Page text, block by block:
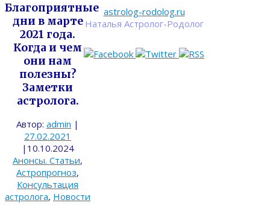
astrolog-rodolog.ru
Наталья Астролог-Родолог
Благоприятные
дни в марте
2021 года.
Когда и чем
они нам
полезны?
Заметки
астролога.
Автор: admin |
27.02.2021
| 10.10.2024
Анонсы. Статьи,
Астропрогноз,
Консультация
астролога, Новости